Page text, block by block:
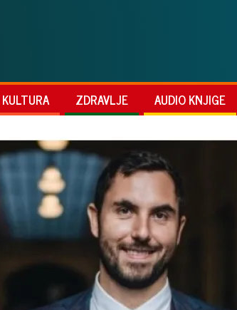
KULTURA ZDRAVLJE AUDIO KNJIGE